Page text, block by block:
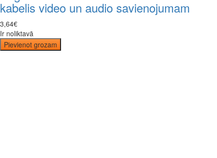
kabelis video un audio savienojumam
3,64€
Ir noliktavā
Pievienot grozam